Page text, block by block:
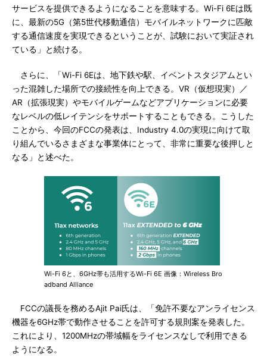
サービスを提供できるようになることを意味する。Wi-Fi 6Eは既
に、最新の5G（第5世代移動通信）モバイルネットワークに匹敵
する通信速度を実現できるということが、試験において実証され
ている」と続ける。
さらに、「Wi-Fi 6Eは、地下鉄や駅、イベントスタジアムとい
った混雑した場所での接続性を向上できる。VR（仮想現実）／
AR（拡張現実）やモバイルゲームなどアプリケーションに必要
なレベルの低レイテンシをサポートすることもできる。こうした
ことから、今回のFCCの発表は、Industry 4.0の実現に向けて取
り組んでいるさまざまな事業体にとって、非常に重要な後押しと
なる」と述べた。
Wi-Fi 6と、6GHz帯も活用するWi-Fi 6E 画像：Wireless Bro
adband Alliance
FCCの議長を務めるAjit Pai氏は、「免許不要なアンライセンス
機器を6GHz帯で動作させることを許可する規則案を発表した。
これにより、1200MHzの帯域幅をライセンスなしで利用できる
ようになる。